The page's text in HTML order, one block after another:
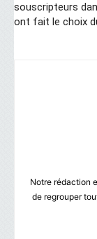
souscripteurs
ont fait le choix
Notre rédaction
de regrouper